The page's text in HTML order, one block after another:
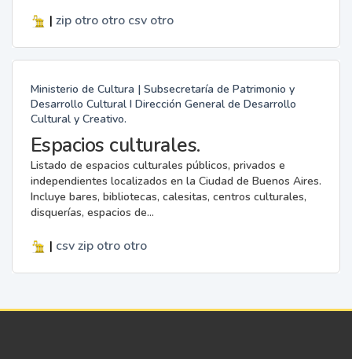
| zip otro otro csv otro
Ministerio de Cultura | Subsecretaría de Patrimonio y
Desarrollo Cultural I Dirección General de Desarrollo
Cultural y Creativo.
Espacios culturales.
Listado de espacios culturales públicos, privados e
independientes localizados en la Ciudad de Buenos Aires.
Incluye bares, bibliotecas, calesitas, centros culturales,
disquerías, espacios de...
| csv zip otro otro